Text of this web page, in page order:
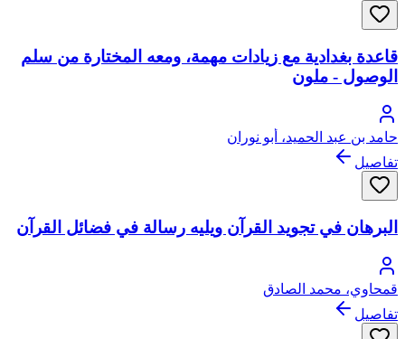
قاعدة بغدادية مع زيادات مهمة، ومعه المختارة من سلم
الوصول - ملون
حامد بن عبد الحميد، أبو نوران
تفاصيل
البرهان في تجويد القرآن ويليه رسالة في فضائل القرآن
قمحاوي، محمد الصادق
تفاصيل